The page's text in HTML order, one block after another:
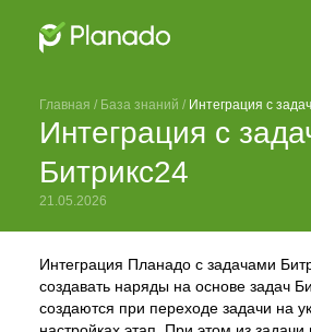
Главная / База знаний / Интеграция с
Интеграция с
Битрикс24
21.05.2026
Интеграция Планадо с задачами
создавать наряды на основе задач
создаются при переходе задачи на